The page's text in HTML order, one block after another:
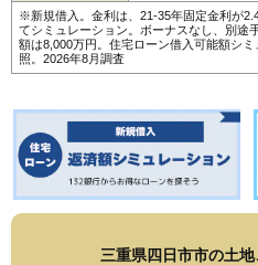
※新規借入。金利は、21-35年固定金利が
てシミュレーション。ボーナスなし、別途
額は8,000万円。 住宅ローン借入可能額シミ
照。2026年8月調査
三重県四日市市の土